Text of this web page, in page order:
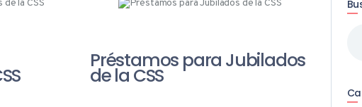
Préstamos para Jubilados
de la CSS